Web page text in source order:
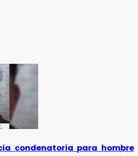
condenatoria para hombre